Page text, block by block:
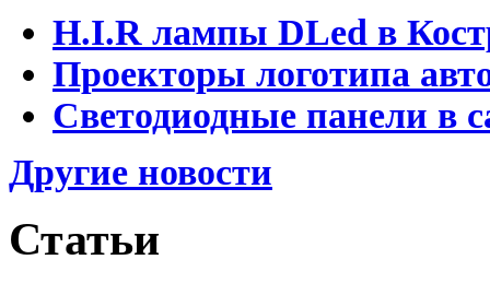
H.I.R лампы DLed в
Проекторы логотипа
Светодиодные панели в
Другие новости
Статьи